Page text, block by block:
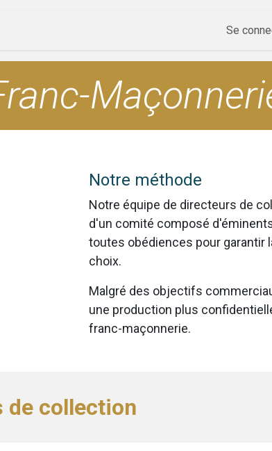
Cours
Se
Notre méthode
Notre équipe de directeurs de
d'un comité composé
toutes obédiences pour garantir
choix.
Malgré des objectifs
une production plus
franc-maçonnerie.
de collection